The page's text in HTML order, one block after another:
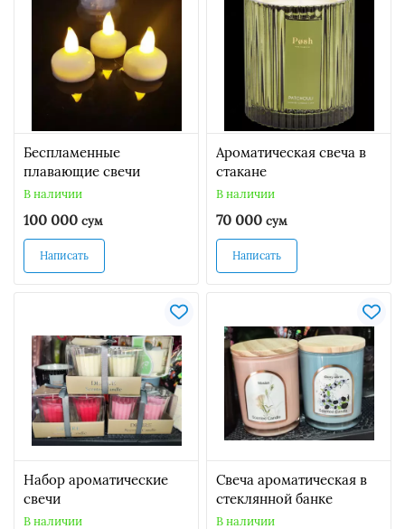
Беспламенные
плавающие свечи
В наличии
100 000 сум
Написать
Ароматическая свеча в
стакане
В наличии
70 000 сум
Написать
Набор ароматические
свечи
В наличии
Свеча ароматическая в
стеклянной банке
В наличии